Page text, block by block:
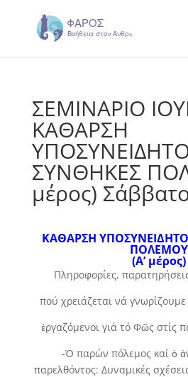
ΣΕΜΙΝΑΡΙΟ
ΚΑΘΑΡΣΗ
ΣΥΝΘΗΚΕΣ
μέρος)
ΚΑΘΑΡΣΗ
ΠΟΛΕΜΟΥ
(Α’ μέρος)
Πληροφορίες,
πού χρειάζεται νά
ἐργαζόμενοι γιά τό Φῶς στίς
-Ὁ παρών πόλεμος καί ὁ
παρελθόντος: Δυναμικές